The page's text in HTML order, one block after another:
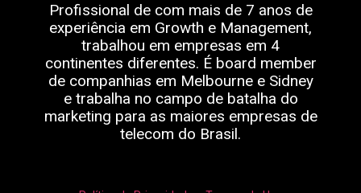
Profissional de com mais de 7 anos de
experiência em Growth e Management,
trabalhou em empresas em 4
continentes diferentes. É board member
de companhias em Melbourne e Sidney
e trabalha no campo de batalha do
marketing para as maiores empresas de
telecom do Brasil.